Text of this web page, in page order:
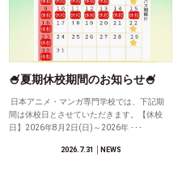
🍧夏期休校期間のお知らせ🍧
日本アニメ・マンガ専門学校では、下記期
間は休校日とさせていただきます。【休校
日】2026年8月2日(日)～2026年 ･･･
2026.7.31 │NEWS